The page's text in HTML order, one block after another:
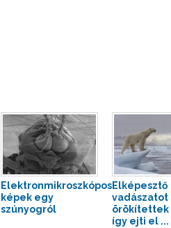
Elektronmikroszkópos
képek egy
szúnyogról
Elképesztő
vadászatot
örökítettek
így ejti el ...